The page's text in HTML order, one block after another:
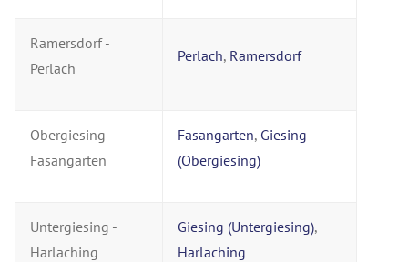
Ramersdorf -
Perlach
Perlach, Ramersdorf
Obergiesing -
Fasangarten
Fasangarten, Giesing
(Obergiesing)
Untergiesing -
Harlaching
Giesing (Untergiesing),
Harlaching